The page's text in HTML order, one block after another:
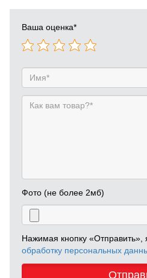
Ваша оценка*
Фото (не более 2мб)
Нажимая кнопку «Отправить»,
обработку персональных